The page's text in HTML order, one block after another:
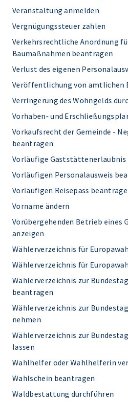
Veranstaltung anmelden
Vergnügungssteuer zahlen
Verkehrsrechtliche Anordnung
Baumaßnahmen beantragen
Verlust des eigenen
Veröffentlichung von amtlichen
Verringerung des Wohngelds
Vorhaben- und
Vorkaufsrecht der Gemeinde -
beantragen
Vorläufige Gaststättenerlaubnis
Vorläufigen Personalausweis
Vorläufigen Reisepass
Vorname ändern
Vorübergehenden Betrieb eines
anzeigen
Wählerverzeichnis für
Wählerverzeichnis für
Wählerverzeichnis zur
beantragen
Wählerverzeichnis zur
nehmen
Wählerverzeichnis zur
lassen
Wahlhelfer oder Wahlhelferin
Wahlschein beantragen
Waldbestattung durchführen